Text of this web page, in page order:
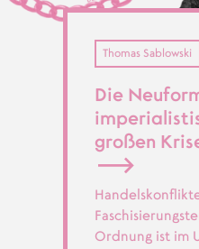
Thomas Sablowski
Die
großen
Ordnung ist im